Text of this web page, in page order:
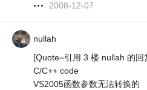
2008-12-07
nullah
[Quote=引用 3 楼 nullah 的回
C/C++ code
VS2005函数参数无法转换的